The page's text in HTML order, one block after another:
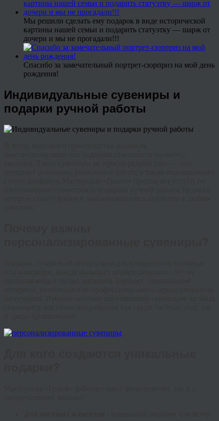
Мы решили сделать ему подарок в виде исторической
картины нашей семьи и подарить статуэтку — шарж от
дочери и мы не прогадали!!!
Спасибо за замечательный портрет-сюрприз на мой день
рождения!
Индивидуальные сувениры и
подарки ручной работы